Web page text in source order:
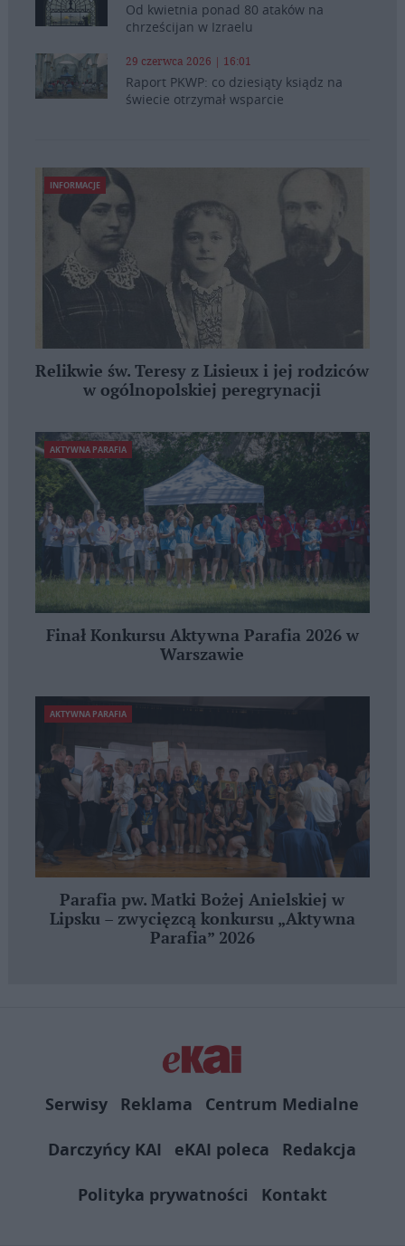
Od kwietnia ponad 80 ataków na
chrześcijan w Izraelu
29 czerwca 2026 | 16:01
Raport PKWP: co dziesiąty ksiądz na
świecie otrzymał wsparcie
INFORMACJE
Relikwie św. Teresy z Lisieux i jej rodziców
w ogólnopolskiej peregrynacji
AKTYWNA PARAFIA
Finał Konkursu Aktywna Parafia 2026 w
Warszawie
AKTYWNA PARAFIA
Parafia pw. Matki Bożej Anielskiej w
Lipsku – zwycięzcą konkursu „Aktywna
Parafia” 2026
Serwisy Reklama
Centrum Medialne
Darczyńcy KAI
eKAI poleca
Redakcja
Polityka prywatności
Kontakt